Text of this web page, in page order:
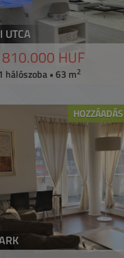
UTCA
810.000 HUF
hálószoba • 63 m2